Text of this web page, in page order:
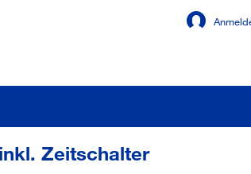
Zeitschalter